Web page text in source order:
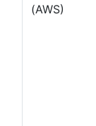
(AWS)